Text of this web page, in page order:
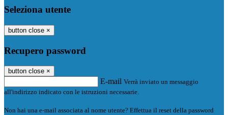
Seleziona utente
button close ×
Recupero password
button close ×
E-mail Verrà inviato un messaggio
all'indirizzo indicato con le istruzioni necessarie.
Non hai una e-mail associata al nome utente? Effettua il reset della password